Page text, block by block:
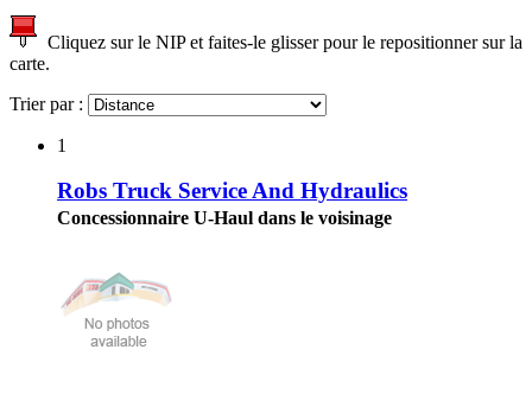
Cliquez sur le NIP et faites-le glisser pour le repositionner sur la
carte.
Trier par :
1
Robs Truck Service And Hydraulics
Concessionnaire U-Haul dans le voisinage